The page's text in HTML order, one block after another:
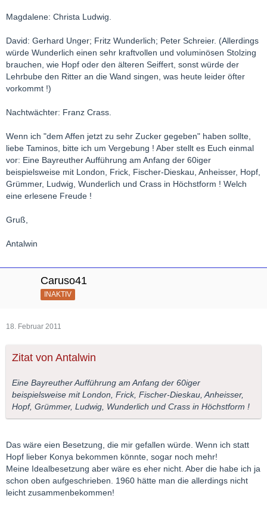
Magdalene: Christa Ludwig.
David: Gerhard Unger; Fritz Wunderlich; Peter Schreier. (Allerdings
würde Wunderlich einen sehr kraftvollen und voluminösen Stolzing
brauchen, wie Hopf oder den älteren Seiffert, sonst würde der
Lehrbube den Ritter an die Wand singen, was heute leider öfter
vorkommt !)
Nachtwächter: Franz Crass.
Wenn ich "dem Affen jetzt zu sehr Zucker gegeben" haben sollte,
liebe Taminos, bitte ich um Vergebung ! Aber stellt es Euch einmal
vor: Eine Bayreuther Aufführung am Anfang der 60iger
beispielsweise mit London, Frick, Fischer-Dieskau, Anheisser, Hopf,
Grümmer, Ludwig, Wunderlich und Crass in Höchstform ! Welch
eine erlesene Freude !
Gruß,
Antalwin
Caruso41
INAKTIV
18. Februar 2011
Zitat von Antalwin
Eine Bayreuther Aufführung am Anfang der 60iger
beispielsweise mit London, Frick, Fischer-Dieskau, Anheisser,
Hopf, Grümmer, Ludwig, Wunderlich und Crass in Höchstform !
Das wäre eien Besetzung, die mir gefallen würde. Wenn ich statt
Hopf lieber Konya bekommen könnte, sogar noch mehr!
Meine Idealbesetzung aber wäre es eher nicht. Aber die habe ich ja
schon oben aufgeschrieben. 1960 hätte man die allerdings nicht
leicht zusammenbekommen!